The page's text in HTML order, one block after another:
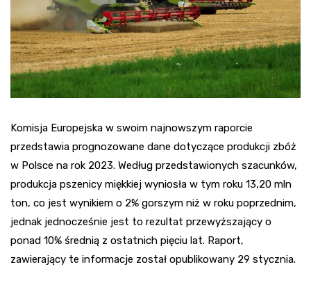
Komisja Europejska w swoim najnowszym raporcie
przedstawia prognozowane dane dotyczące produkcji zbóż
w Polsce na rok 2023. Według przedstawionych szacunków,
produkcja pszenicy miękkiej wyniosła w tym roku 13,20 mln
ton, co jest wynikiem o 2% gorszym niż w roku poprzednim,
jednak jednocześnie jest to rezultat przewyższający o
ponad 10% średnią z ostatnich pięciu lat. Raport,
zawierający te informacje został opublikowany 29 stycznia.